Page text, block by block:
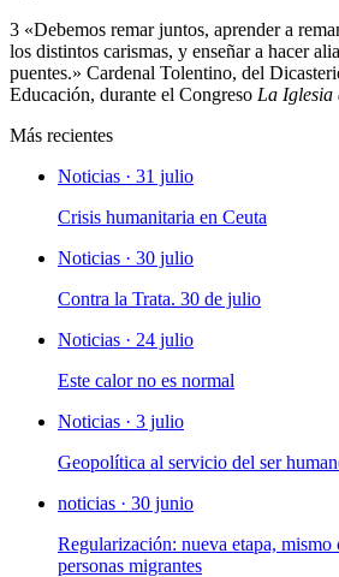
3 «Debemos remar juntos, aprender a
los distintos carismas, y enseñar a hacer
puentes.» Cardenal Tolentino, del
Educación, durante el Congreso La Iglesia
Más recientes
Noticias · 31 julio
Crisis humanitaria en Ceuta
Noticias · 30 julio
Contra la Trata. 30 de julio
Noticias · 24 julio
Este calor no es normal
Noticias · 3 julio
Geopolítica al servicio del ser
noticias · 30 junio
Regularización: nueva etapa,
personas migrantes